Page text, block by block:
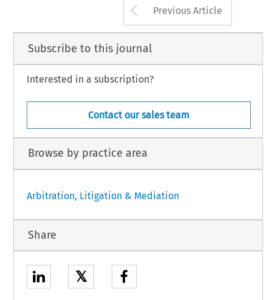
Arrow button
Previous Article
Subscribe to this journal
Interested in a subscription?
Contact our sales team
Browse by practice area
Arbitration, Litigation & Mediation
Share
𝕏